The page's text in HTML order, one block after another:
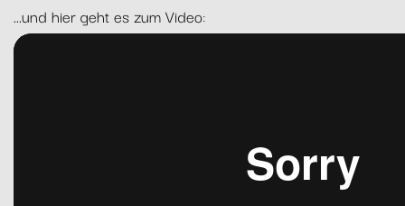
...und hier geht es zum Video: